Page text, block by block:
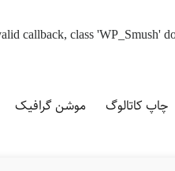
callback, class 'WP_Smush'
چاپ کاتالوگ موشن گرافیک